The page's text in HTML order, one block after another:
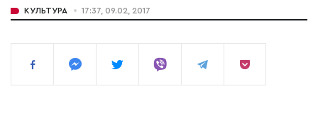
КУЛЬТУРА 17:37, 09.02, 2017